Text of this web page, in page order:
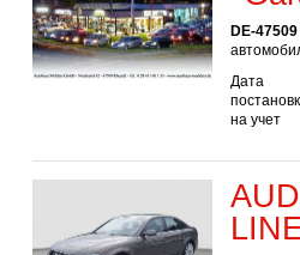
DE-
Дата
на учет